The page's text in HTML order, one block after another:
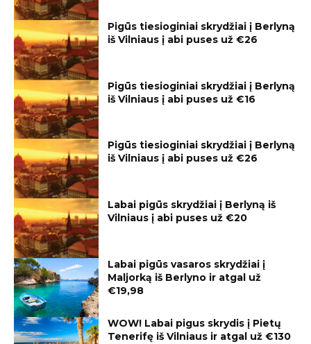
Pigūs tiesioginiai skrydžiai į Berlyną
iš Vilniaus į abi puses už €26
Pigūs tiesioginiai skrydžiai į Berlyną
iš Vilniaus į abi puses už €16
Pigūs tiesioginiai skrydžiai į Berlyną
iš Vilniaus į abi puses už €26
Labai pigūs skrydžiai į Berlyną iš
Vilniaus į abi puses už €20
Labai pigūs vasaros skrydžiai į
Maljorką iš Berlyno ir atgal už
€19,98
WOW! Labai pigus skrydis į Pietų
Tenerifę iš Vilniaus ir atgal už €130